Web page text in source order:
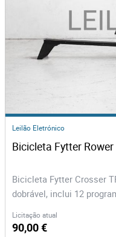
Leilão Eletrónico
Bicicleta Fytter Crosser
dobrável, inclui 12
Licitação atual
90,00 €